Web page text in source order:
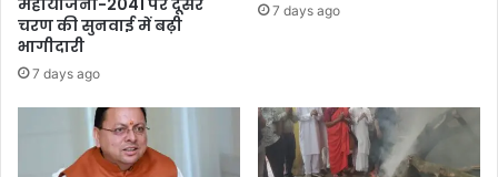
चरण की सुनवाई में बढ़ी
भागीदारी
7 days ago
7 days ago